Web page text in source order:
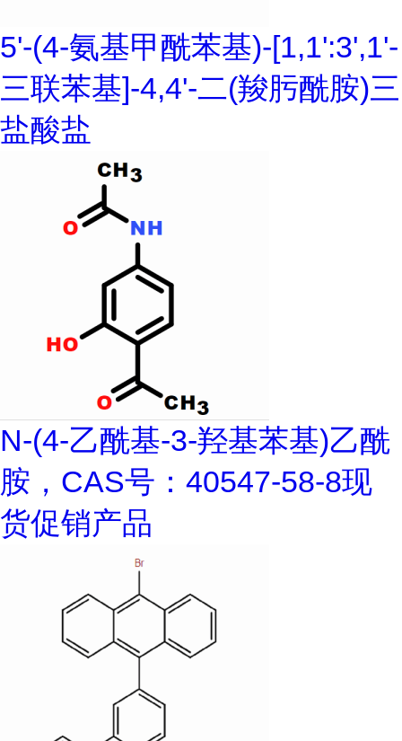
5'-(4-氨基甲酰苯基)-[1,1':3',1'-
三联苯基]-4,4'-二(羧肟酰胺)三
盐酸盐
N-(4-乙酰基-3-羟基苯基)乙酰
胺，CAS号：40547-58-8现
货促销产品